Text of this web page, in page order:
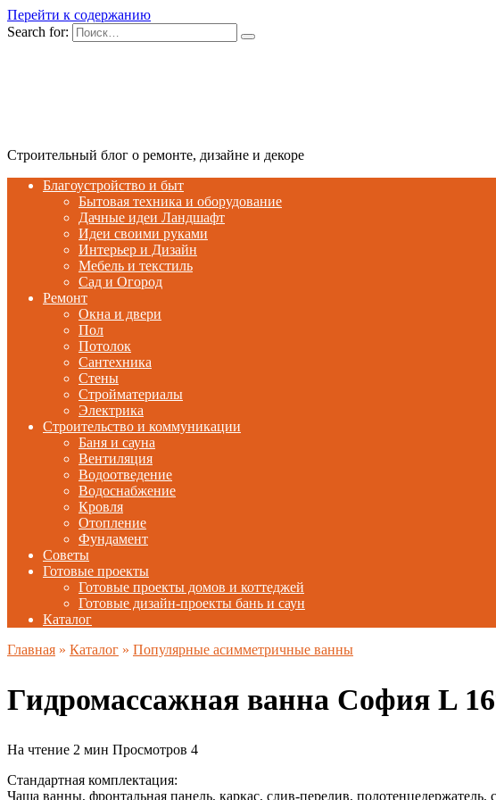
Перейти к содержанию
Search for:
Строительный блог о ремонте, дизайне и декоре
Благоустройство и быт
Бытовая техника и оборудование
Дачные идеи Ландшафт
Идеи своими руками
Интерьер и Дизайн
Мебель и текстиль
Сад и Огород
Ремонт
Окна и двери
Пол
Потолок
Сантехника
Стены
Стройматериалы
Электрика
Строительство и коммуникации
Баня и сауна
Вентиляция
Водоотведение
Водоснабжение
Кровля
Отопление
Фундамент
Советы
Готовые проекты
Готовые проекты домов и коттеджей
Готовые дизайн-проекты бань и саун
Каталог
Главная » Каталог » Популярные асимметричные ванны
Гидромассажная ванна София L
На чтение 2 мин Просмотров 4
Стандартная комплектация:
Чаша ванны, фронтальная панель, каркас, слив-перелив, полотенцедержатель,